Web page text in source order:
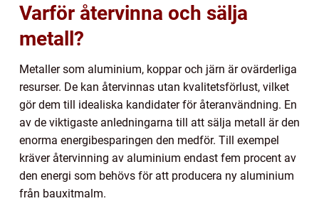
Varför återvinna och sälja
metall?
Metaller som aluminium, koppar och järn är ovärderliga
resurser. De kan återvinnas utan kvalitetsförlust, vilket
gör dem till idealiska kandidater för återanvändning. En
av de viktigaste anledningarna till att sälja metall är den
enorma energibesparingen den medför. Till exempel
kräver återvinning av aluminium endast fem procent av
den energi som behövs för att producera ny aluminium
från bauxitmalm.